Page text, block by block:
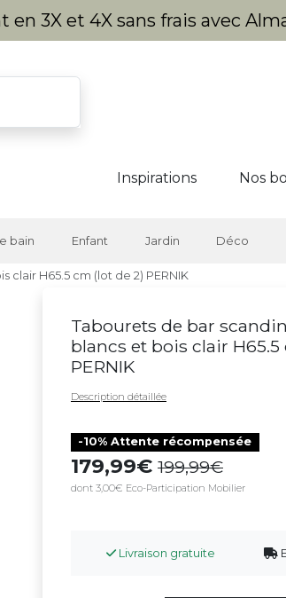
en 3X et 4X sans frais avec
Inspirations Nos
bain Enfant Jardin Déco
H65.5 cm (lot de 2) PERNIK
Tabourets de bar
blancs et bois clair H65.5
PERNIK
Description détaillée
-10% Attente récompensée
179,99 199,99
dont 3,00€ Eco-Participation Mobilier
Livraison gratuite